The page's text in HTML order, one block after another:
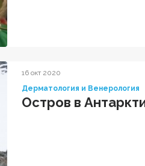
16 окт 2020
Дерматология и Венерология
Остров в